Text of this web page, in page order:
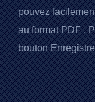
pouvez
au formatPDF,
bouton